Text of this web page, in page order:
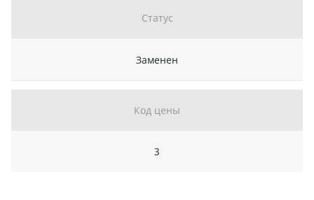
Статус
Заменен
Код цены
3